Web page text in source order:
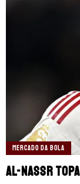
MERCADO DA BOLA
Al-Nassr